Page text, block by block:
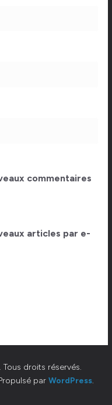
commentaires
articles par e-
Tous droits réservés.
par WordPress.